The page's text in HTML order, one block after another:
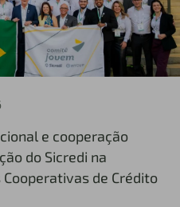
e cooperação
do Sicredi na
de Crédito